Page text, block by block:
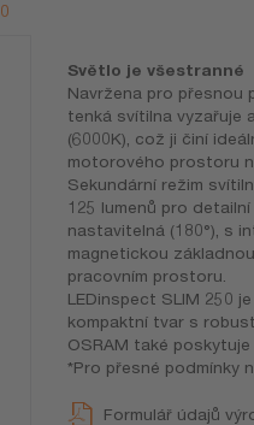
Světlo je všestranné
Navržena pro
tenká svítilna vyzařuje
(6000K), což ji činí
motorového prostoru
Sekundární režim
125 lumenů pro
nastavitelná (180°), s
magnetickou
pracovním prostoru.
LEDinspect SLIM 250
kompaktní tvar s
OSRAM také
*Pro přesné podmínky
Formulář údajů